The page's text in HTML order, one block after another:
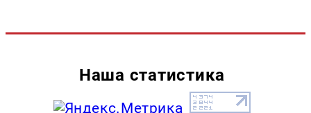
Наша статистика